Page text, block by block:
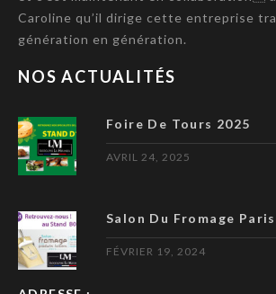
Caroline qu’il dirige cette entreprise
génération en génération.
NOS ACTUALITÉS
Foire De Tours 2025
AVRIL 24, 2025
Salon Du Fromage
FÉVRIER 19, 2024